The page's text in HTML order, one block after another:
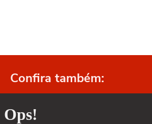
Confira também: